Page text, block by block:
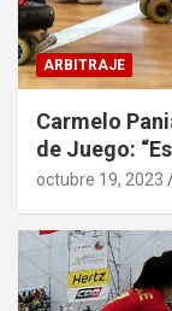
ARBITRAJE
Carmelo
de Juego:
octubre 19, 2023